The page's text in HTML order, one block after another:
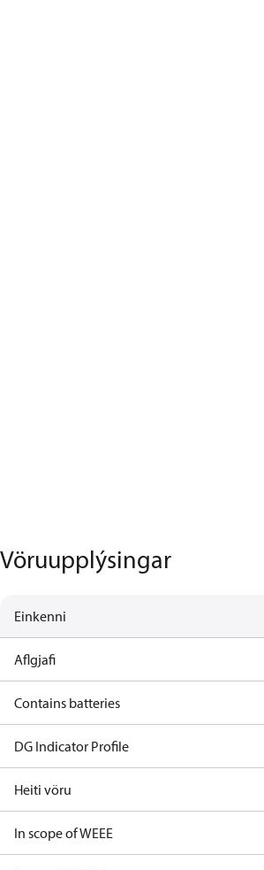
Vöruupplýsingar
Einkenni
Aflgjafi
Contains batteries
DG Indicator Profile
Heiti vöru
In scope of WEEE